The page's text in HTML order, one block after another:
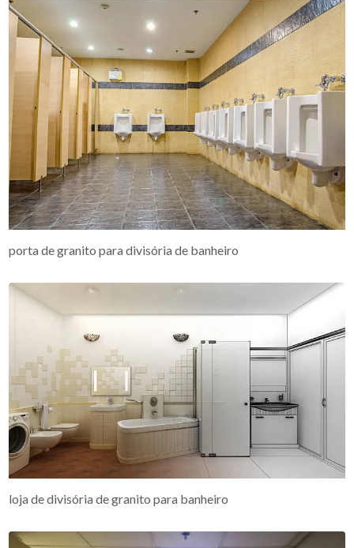
porta de granito para divisória de banheiro
loja de divisória de granito para banheiro